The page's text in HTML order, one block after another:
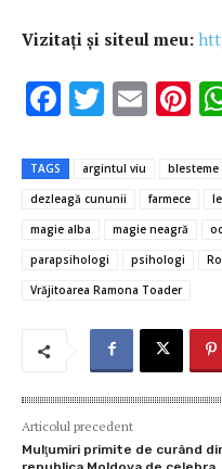
Vizitați și siteul meu:
F
e
b
o
o
k
T
it
te
r
E
ai
l
Pi
er
TAGS argintul viu blesteme
dezleagă cununii
farmece
magie alba
magie neagră
parapsihologi
psihologi
Vrăjitoarea Ramona Toader
Articolul precedent
Mulţumiri primite de curând